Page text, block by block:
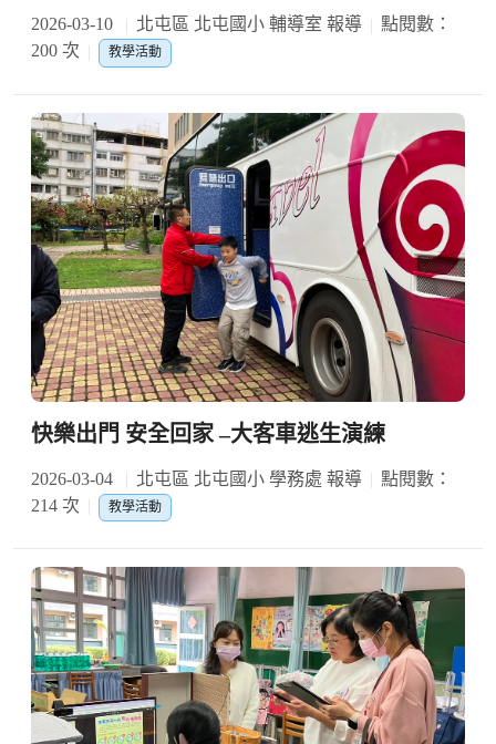
2026-03-10 北屯區 北屯國小 輔導室 報導
點閱數：
200 次
教學活動
快樂出門 安全回家 –大客車逃生演練
2026-03-04 北屯區 北屯國小 學務處 報導
點閱數：
214 次
教學活動